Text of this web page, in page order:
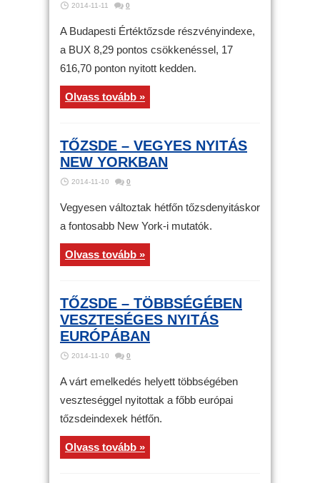
2014-11-11 0
A Budapesti Értéktőzsde részvényindexe,
a BUX 8,29 pontos csökkenéssel, 17
616,70 ponton nyitott kedden.
Olvass tovább »
TŐZSDE – VEGYES NYITÁS
NEW YORKBAN
2014-11-10 0
Vegyesen változtak hétfőn tőzsdenyitáskor
a fontosabb New York-i mutatók.
Olvass tovább »
TŐZSDE – TÖBBSÉGÉBEN
VESZTESÉGES NYITÁS
EURÓPÁBAN
2014-11-10 0
A várt emelkedés helyett többségében
veszteséggel nyitottak a főbb európai
tőzsdeindexek hétfőn.
Olvass tovább »